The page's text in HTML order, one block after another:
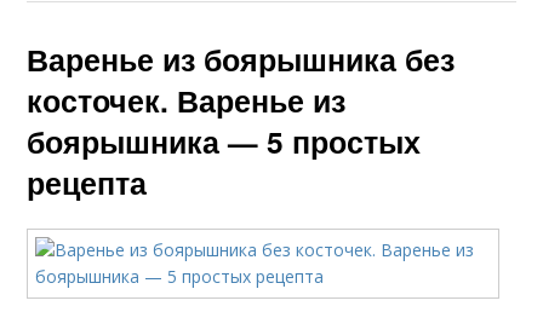
Варенье из боярышника без
косточек. Варенье из
боярышника — 5 простых
рецепта